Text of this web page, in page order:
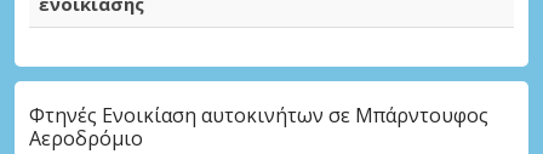
Φτηνές Ενοικίαση αυτοκινήτων σε Μπάρντουφος
Αεροδρόμιο